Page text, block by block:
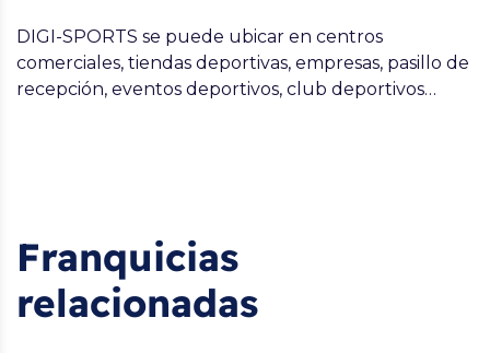
DIGI-SPORTS se puede ubicar en centros
comerciales, tiendas deportivas, empresas, pasillo de
recepción, eventos deportivos, club deportivos…
Franquicias
relacionadas